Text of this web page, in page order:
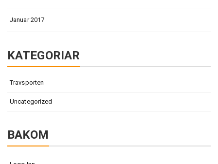
Januar 2017
KATEGORIAR
Travsporten
Uncategorized
BAKOM